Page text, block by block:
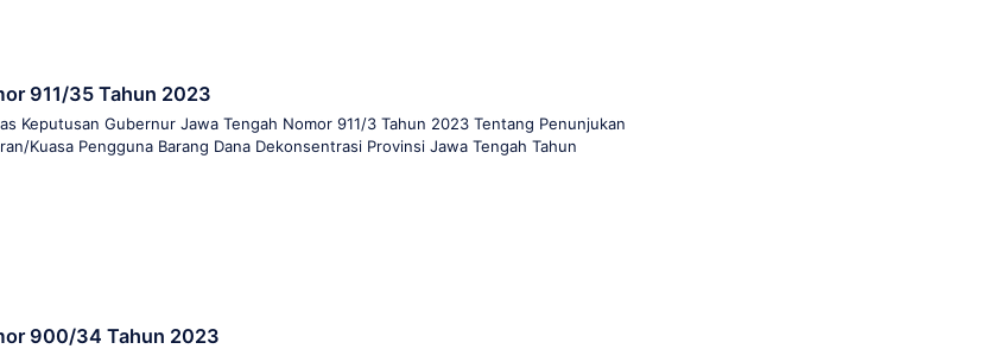
911/35 Tahun 2023
Keputusan Gubernur Jawa Tengah Nomor 911/3 Tahun 2023 Tentang Penunjukan
Kuasa Pengguna Barang Dana Dekonsentrasi Provinsi Jawa Tengah Tahun
900/34 Tahun 2023